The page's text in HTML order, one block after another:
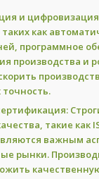
и
как
программное
производства и
такие как
важным
рынки.